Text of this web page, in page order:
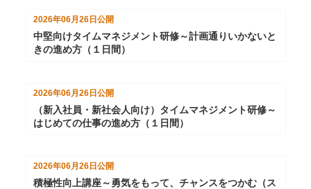
2026年06月26日 公開
中堅向けタイムマネジメント研修～計画通りいかないと
きの進め方（１日間）
2026年06月26日公開
（新入社員・新社会人向け）タイムマネジメント研修～
はじめての仕事の進め方（１日間）
2026年06月26日公開
積極性向上講座～勇気をもって、チャンスをつかむ（ス